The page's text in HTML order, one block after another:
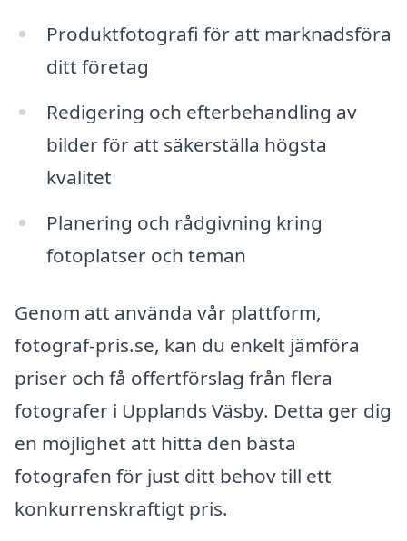
Produktfotografi för att marknadsföra
ditt företag
Redigering och efterbehandling av
bilder för att säkerställa högsta
kvalitet
Planering och rådgivning kring
fotoplatser och teman
Genom att använda vår plattform,
fotograf-pris.se, kan du enkelt jämföra
priser och få offertförslag från flera
fotografer i Upplands Väsby. Detta ger dig
en möjlighet att hitta den bästa
fotografen för just ditt behov till ett
konkurrenskraftigt pris.